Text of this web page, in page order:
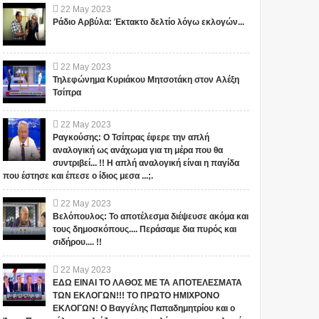
22 May 2023
Ράδιο Αρβύλα: Έκτακτο δελτίο λόγω εκλογών...
22 May 2023
Τηλεφώνημα Κυριάκου Μητσοτάκη στον Αλέξη
Τσίπρα
22 May 2023
Ραγκούσης: Ο Τσίπρας έφερε την απλή
αναλογική ως ανάχωμα για τη μέρα που θα
συντριβεί... !! Η απλή αναλογική είναι η παγίδα
που έστησε και έπεσε ο ίδιος μεσα ...;.
22 May 2023
Βελόπουλος: Το αποτέλεσμα διέψευσε ακόμα και
τους δημοσκόπους.... Περάσαμε δια πυρός και
σιδήρου.... !!
22 May 2023
ΕΔΩ ΕΙΝΑΙ ΤΟ ΛΑΘΟΣ ΜΕ ΤΑ ΑΠΟΤΕΛΕΣΜΑΤΑ
ΤΩΝ ΕΚΛΟΓΩΝ!!! ΤΟ ΠΡΩΤΟ ΗΜΙΧΡΟΝΟ
ΕΚΛΟΓΩΝ! Ο Βαγγέλης Παπαδημητρίου και ο